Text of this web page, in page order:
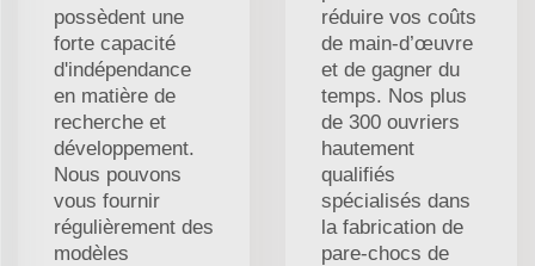
possèdent une
forte capacité
d'indépendance
en matière de
recherche et
développement.
Nous pouvons
vous fournir
régulièrement des
modèles
réduire vos coûts
de main-d’œuvre
et de gagner du
temps. Nos plus
de 300 ouvriers
hautement
qualifiés
spécialisés dans
la fabrication de
pare-chocs de